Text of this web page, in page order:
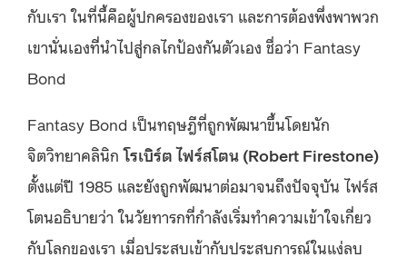
กับเรา ในที่นี้คือผู้ปกครองของเรา และการต้องพึ่งพาพวก
เขานั่นเองที่นำไปสู่กลไกป้องกันตัวเอง ชื่อว่า Fantasy
Bond
Fantasy Bond เป็นทฤษฎีที่ถูกพัฒนาขึ้นโดยนัก
จิตวิทยาคลินิกโรเบิร์ต ไฟร์สโตน (Robert Firestone)
ตั้งแต่ปี 1985 และยังถูกพัฒนาต่อมาจนถึงปัจจุบัน ไฟร์ส
โตนอธิบายว่า ในวัยทารกที่กำลังเริ่มทำความเข้าใจเกี่ยว
กับโลกของเรา เมื่อประสบเข้ากับประสบการณ์ในแง่ลบ